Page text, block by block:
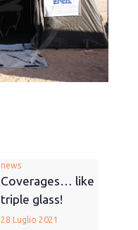
news
Coverages… like
triple glass!
28 Luglio 2021